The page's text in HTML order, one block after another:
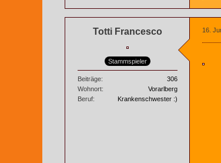
Totti Francesco
Stammspieler
Beiträge
306
Wohnort
Vorarlberg
Beruf
Krankenschwester :)
16.